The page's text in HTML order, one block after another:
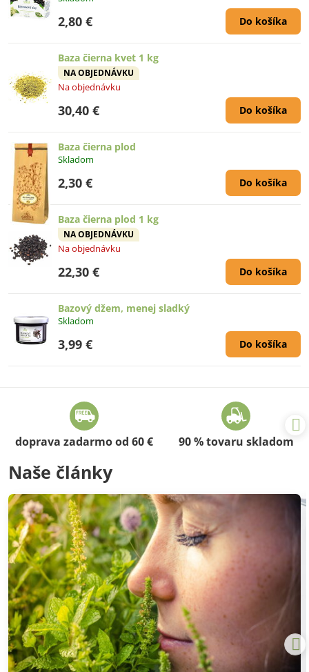
2,80 € Do košíka
Baza čierna kvet 1 kg
NA OBJEDNÁVKU
Na objednávku
30,40 € Do košíka
Baza čierna plod
Skladom
2,30 € Do košíka
Baza čierna plod 1 kg
NA OBJEDNÁVKU
Na objednávku
22,30 € Do košíka
Bazový džem, menej sladký
Skladom
3,99 € Do košíka
doprava zadarmo od 60 € 90 % tovaru skladom
Naše články